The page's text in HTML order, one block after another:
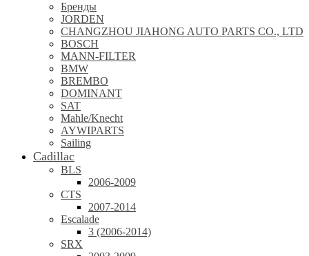
Бренды
JORDEN
CHANGZHOU JIAHONG AUTO PARTS CO., LTD
BOSCH
MANN-FILTER
BMW
BREMBO
DOMINANT
SAT
Mahle/Knecht
AYWIPARTS
Sailing
Cadillac
BLS
2006-2009
CTS
2007-2014
Escalade
3 (2006-2014)
SRX